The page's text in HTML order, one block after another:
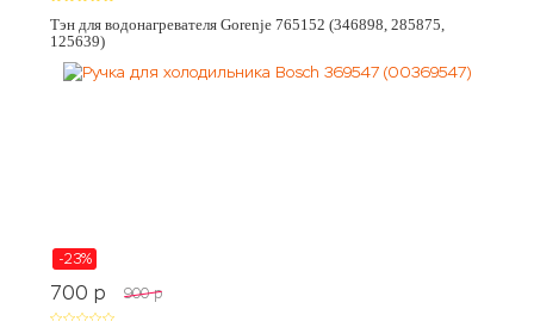
Тэн для водонагревателя Gorenje 765152 (346898, 285875,
125639)
-23%
700 p 900 p